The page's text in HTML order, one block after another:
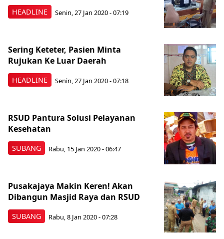
HEADLINE Senin, 27 Jan 2020 - 07:19
HEADLINE
Sering Keteter, Pasien Minta
Rujukan Ke Luar Daerah
Senin, 27 Jan 2020 - 07:18
SUBANG
RSUD Pantura Solusi Pelayanan
Kesehatan
Rabu, 15 Jan 2020 - 06:47
SUBANG
Pusakajaya Makin Keren! Akan
Dibangun Masjid Raya dan RSUD
Rabu, 8 Jan 2020 - 07:28